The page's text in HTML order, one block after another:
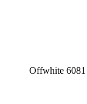
Offwhite 6081